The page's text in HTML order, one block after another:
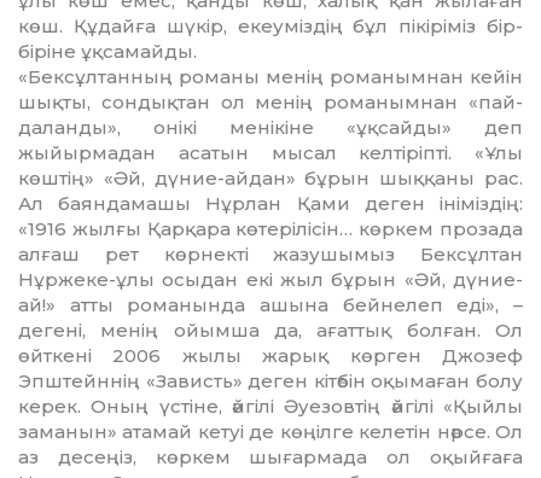
көш. Құдайға шүкір, екеуміздің бұл пікіріміз бір-
біріне ұқсамайды.
«Бексұлтанның романы менің романымнан кейін
шықты, сон­дық­тан ол менің романымнан «пай­­
даланды», онікі менікіне «ұқ­сайды» деп
жыйырмадан асатын мысал келтіріпті. «Ұлы
көштің» «Әй, дүние-айдан» бұрын шыққаны рас.
Ал баяндамашы Нұрлан Қами деген ініміздің:
«1916 жылғы Қарқара көтерілісін… көркем прозада
алғаш рет көрнекті жазушымыз Бексұлтан
Нұржеке-ұлы осыдан екі жыл бұрын «Әй, дүние-
ай!» ат­­ты романында ашына бейнелеп еді», –
дегені, менің ойымша да, ағаттық болған. Ол
өйткені 2006 жылы жарық көрген Джозеф
Эпштейннің «Зависть» деген кітәбін оқымаған болу
керек. Оның үстіне, әйгілі Әуезовтің әйгілі «Қый­лы
заманын» атамай кетуі де көңілге келетін нәрсе. Ол
аз десеңіз, көркем шығармада ол оқыйғаға